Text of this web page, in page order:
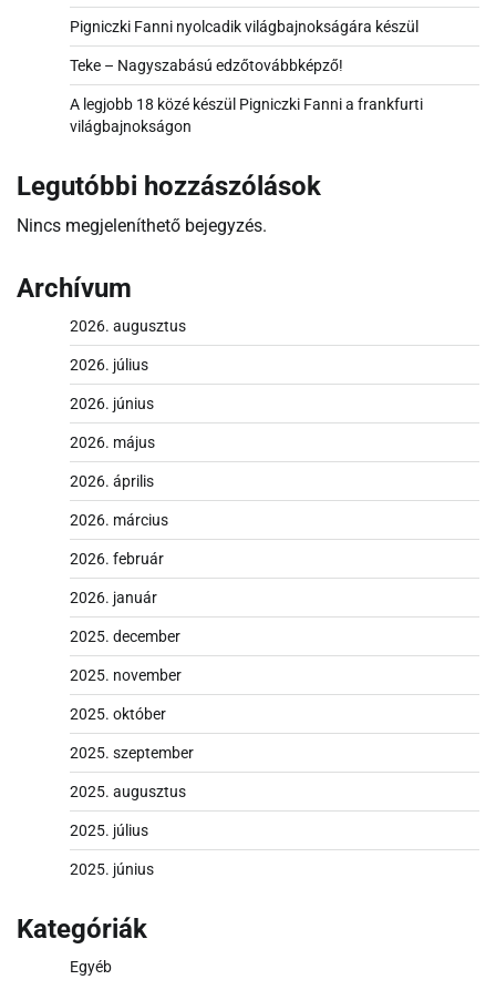
Pigniczki Fanni nyolcadik világbajnokságára készül
Teke – Nagyszabású edzőtovábbképző!
A legjobb 18 közé készül Pigniczki Fanni a frankfurti
világbajnokságon
Legutóbbi hozzászólások
Nincs megjeleníthető bejegyzés.
Archívum
2026. augusztus
2026. július
2026. június
2026. május
2026. április
2026. március
2026. február
2026. január
2025. december
2025. november
2025. október
2025. szeptember
2025. augusztus
2025. július
2025. június
Kategóriák
Egyéb